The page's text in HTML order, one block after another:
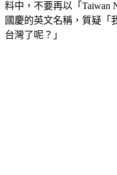
進。第二則是請總統府在
料中，不要再以「Taiwan
國慶的英文名稱，質疑「